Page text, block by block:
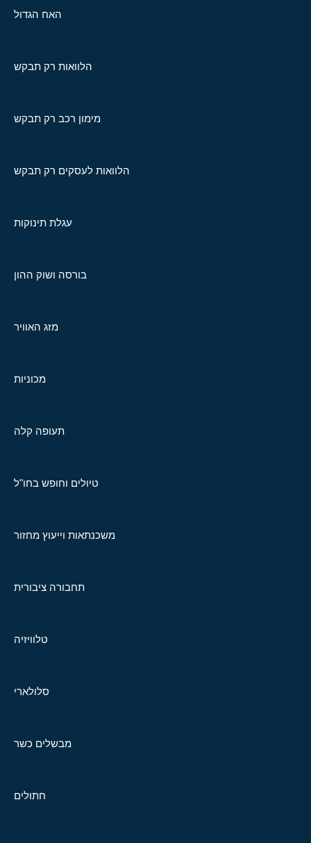
האח הגדול
הלוואות רק תבקש
מימון רכב רק תבקש
הלוואות לעסקים רק תבקש
עגלת תינוקות
בורסה ושוק ההון
מזג האוויר
מכוניות
תעופה קלה
טיולים וחופש בחו"ל
משכנתאות וייעוץ מחזור
תחבורה ציבורית
טלוויזיה
סלולארי
מבשלים כשר
חתולים